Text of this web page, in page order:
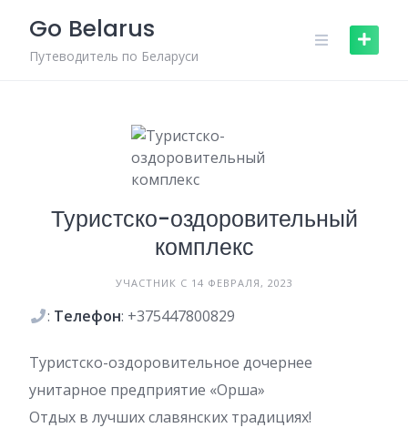
content
Go Belarus
Путеводитель по Беларуси
Туристско-оздоровительный
комплекс
УЧАСТНИК С 14 ФЕВРАЛЯ, 2023
: Телефон: +375447800829
Туристско-оздоровительное дочернее
унитарное предприятие «Орша»
Отдых в лучших славянских традициях!